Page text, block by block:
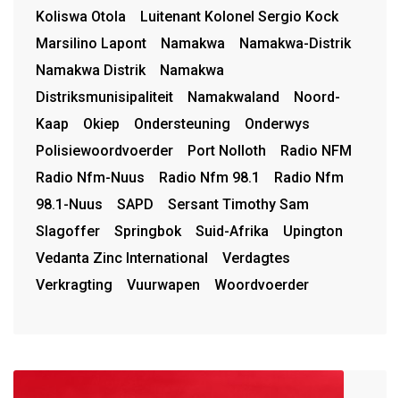
Koliswa Otola
Luitenant Kolonel Sergio Kock
Marsilino Lapont
Namakwa
Namakwa-Distrik
Namakwa Distrik
Namakwa
Distriksmunisipaliteit
Namakwaland
Noord-
Kaap
Okiep Ondersteuning
Onderwys
Polisiewoordvoerder
Port Nolloth
Radio NFM
Radio Nfm-Nuus
Radio Nfm 98.1
Radio Nfm
98.1-Nuus
SAPD
Sersant Timothy Sam
Slagoffer
Springbok Suid-Afrika
Upington
Vedanta Zinc International
Verdagtes
Verkragting
Vuurwapen Woordvoerder